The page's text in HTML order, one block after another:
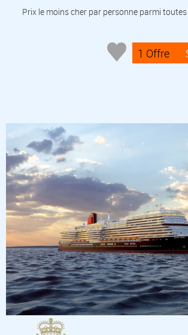
Prix le moins cher par personne parmi
1 Offre